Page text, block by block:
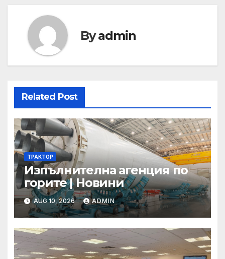
Byadmin
Related Post
ТРАКТОР
Изпълнителна агенция по
горите | Новини
AUG 10, 2026 ADMIN